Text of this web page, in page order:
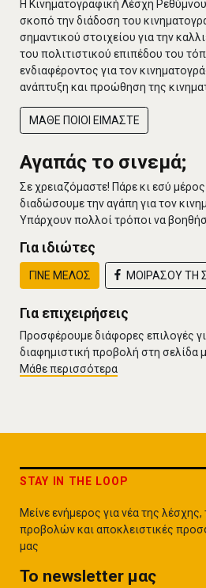
Η Κινηματογραφική Λέσχη
σκοπό την διάδοση του
σημαντικού στοιχείου για την
του πολιτιστικού επιπέδου του
ενδιαφέροντος για τον
ανάπτυξη και προώθηση της
ΜΑΘΕ ΠΟΙΟΙ ΕΙΜΑΣΤΕ
Αγαπάς το σινεμά;
Σε χρειαζόμαστε! Πάρε κι εσύ
διαδώσουμε την αγάπη για τον
Υπάρχουν πολλοί τρόποι να
Για ιδιώτες
ΓΙΝΕ ΜΕΛΟΣ ΜΟΙΡΑΣΟΥ ΤΗ
Για επιχειρήσεις
Προσφέρουμε διάφορες επιλογές
διαφημιστική προβολή στη σελίδα
Μάθε περισσότερα
STAY IN THE LOOP
Μείνε ενήμερος για νέα της
προβολών και αποκλειστικές
μας
To newsletter μας